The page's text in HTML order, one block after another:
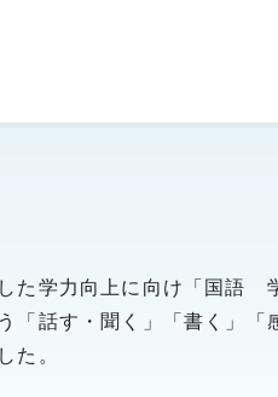
た学力向上に向け「国
「話す・聞く」「書く」
た。